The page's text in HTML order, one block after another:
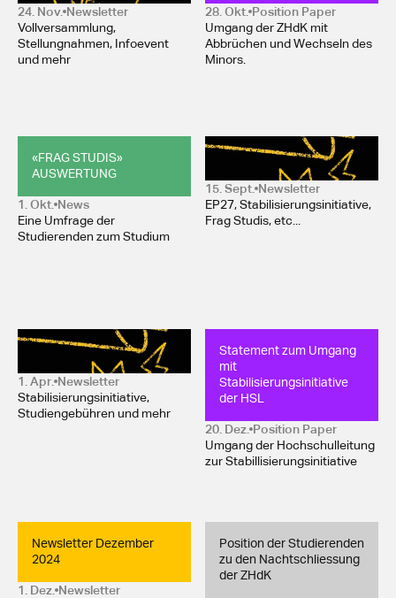
24. Nov. Newsletter
Vollversammlung,
Stellungnahmen, Infoevent
und mehr
28. Okt. Position Paper
Umgang der ZHdK mit
Abbrüchen und Wechseln des
Minors.
«FRAG STUDIS»
AUSWERTUNG
1. Okt. News
Eine Umfrage der
Studierenden zum Studium
Newsletter Oktober 2025
15. Sept. Newsletter
EP27, Stabilisierungsinitiative,
Frag Studis, etc...
Newsletter März 2025
1. Apr. Newsletter
Stabilisierungsinitiative,
Studiengebühren und mehr
Statement zum Umgang
mit
Stabilisierungsinitiative
der HSL
20. Dez. Position Paper
Umgang der Hochschulleitung
zur Stabillisierungsinitiative
Newsletter Dezember
2024
1. Dez. Newsletter
Position der Studierenden
zu den Nachtschliessung
der ZHdK